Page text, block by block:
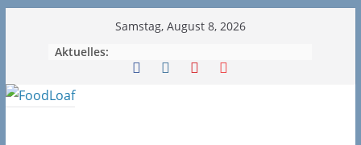
Samstag, August 8, 2026
Aktuelles: